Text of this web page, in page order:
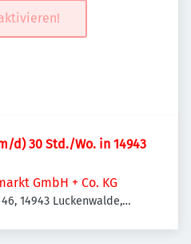
d) 30 Std./Wo. in 14943
GmbH + Co. KG
14943 Luckenwalde,